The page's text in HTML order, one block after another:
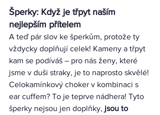
Šperky: Když je třpyt naším
nejlepším přítelem
A teď pár slov ke šperkům, protože ty
vždycky doplňují celek! Kameny a třpyt
kam se podíváš – pro nás ženy, které
jsme v duši straky, je to naprosto skvělé!
Celokamínkový choker v kombinaci s
ear cuffem? To je teprve nádhera! Tyto
šperky nejsou jen doplňky, jsou to